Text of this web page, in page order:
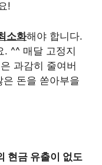
!
소화해야 합니다.
. ^^ 매달 고정지
과감히 줄여버
돈을 쏟아부을
현금 유출이 없도